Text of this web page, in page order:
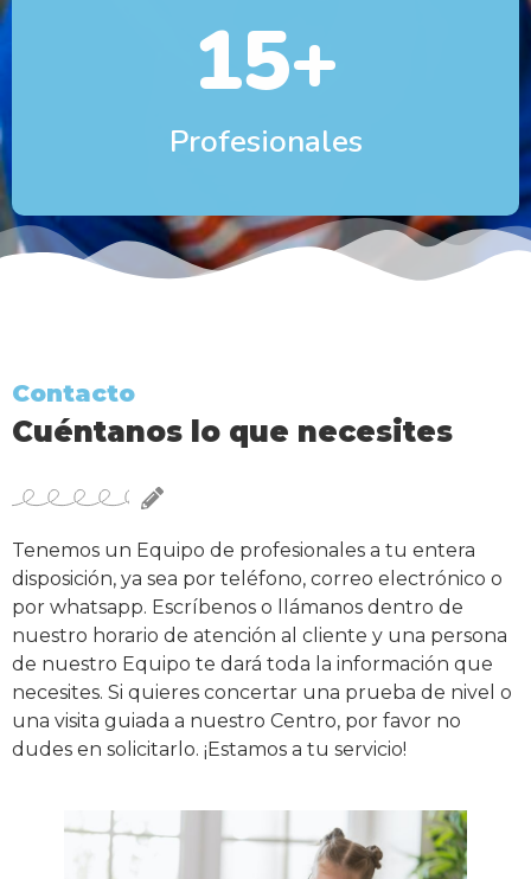
Profesionales
15+
Contacto
Cuéntanos lo que necesites
Tenemos un Equipo de profesionales a tu entera
disposición, ya sea por teléfono, correo electrónico o
por whatsapp. Escríbenos o llámanos dentro de
nuestro horario de atención al cliente y una persona
de nuestro Equipo te dará toda la información que
necesites. Si quieres concertar una prueba de nivel o
una visita guiada a nuestro Centro, por favor no
dudes en solicitarlo. ¡Estamos a tu servicio!